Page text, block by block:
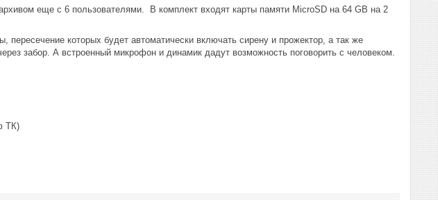
еще с 6 пользователями. В комплект входят карты памяти MicroSD на 64 GB на 2
пересечение которых будет автоматически включать сирену и прожектор, а так же
забор. А встроенный микрофон и динамик дадут возможность поговорить с человеком.
ТК)